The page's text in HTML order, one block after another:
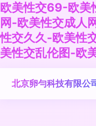
欧美性交69-欧美
网-欧美性交成人
性交久久-欧美性
美性交乱伦图-欧
北京卵勻科技有限公